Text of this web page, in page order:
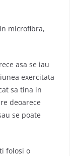
microfibra,
asa se iau
exercitata
sa tina in
deoarece
se poate
folosi o